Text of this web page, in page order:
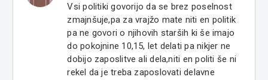
Vsi politiki govorijo da se brez poselnost
zmajnšuje,pa za vrajžo mate niti en politik
pa ne govori o njihovih starših ki še imajo
do pokojnine 10,15, let delati pa nikjer ne
dobijo zaposlitve ali dela,niti en politi še ni
rekel da je treba zaposlovati delavne